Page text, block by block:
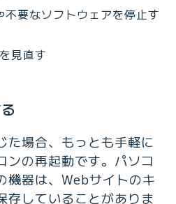
要なソフトウェアを停止す
見直す
た場合、もっとも手軽に
ンの再起動です。パソコ
機器は、Webサイトのキ
存していることがありま